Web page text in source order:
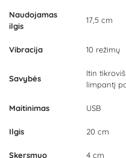
Naudojamas
ilgis
17,5 cm
Vibracija 10 režimų
Savybės
Itin
limpantį
Maitinimas USB
Ilgis 20 cm
Skersmuo 4 cm